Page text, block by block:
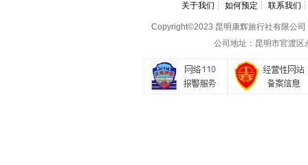
关于我们 ┆ 如何预定 ┆ 联系我们
Copyright©2023 昆明康辉旅行社有限公
公司地址：昆明市官渡